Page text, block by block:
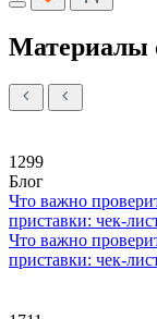
Материалы
1299
Блог
Что важно
приставки: чек-
Что важно
приставки: чек-